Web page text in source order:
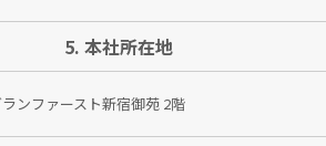
5. 本社所在地
ンファースト新宿御苑 2階